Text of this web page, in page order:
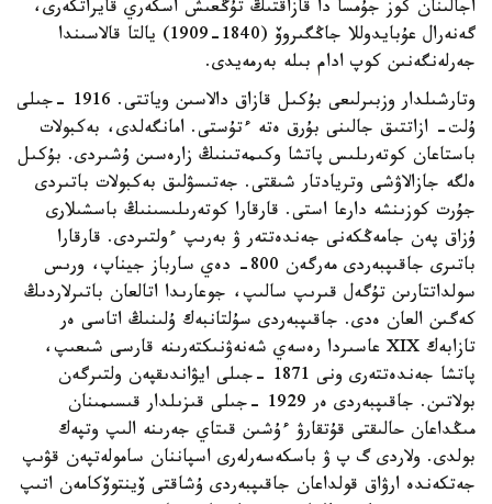
اجالىنان كوز جۇمسا دا قازاقتىڭ تۇڭعىش اسكەري قايراتكەرى،
گەنەرال عۇبايدوللا جاڭگىروۆ (1840-1909) يالتا قالاسىندا
جەرلەنگەنىن كوپ ادام بىلە بەرمەيدى.
وتارشىلدار وزبىرلىعى بۇكىل قازاق دالاسىن وياتتى. 1916 -جىلى
ۇلت- ازاتتىق جالىنى بۇرق ەتە ءتۇستى. امانگەلدى، بەكبولات
باستاعان كوتەرىلىس پاتشا وكىمەتىنىڭ زارەسىن ۇشىردى. بۇكىل
ەلگە جازالاۋشى وتريادتار شىقتى. جەتىسۋلىق بەكبولات باتىردى
جۇرت كوزىنشە دارعا استى. قارقارا كوتەرىلىسىنىڭ باسشىلارى
ۇزاق پەن جامەڭكەنى جەندەتتەر ۋ بەرىپ ءولتىردى. قارقارا
باتىرى جاقىپبەردى مەرگەن 800- دەي سارباز جيناپ، ورىس
سولداتتارىن تۇگەل قىرىپ سالىپ، جوعارىدا اتالعان باتىرلاردىڭ
كەگىن العان ەدى. جاقىپبەردى سۇلتانبەك ۇلىنىڭ اتاسى ەر
تازابەك XIX عاسىردا رەسەي شەنەۋنىكتەرىنە قارسى شىعىپ،
پاتشا جەندەتتەرى ونى 1871 -جىلى ايۋاندىقپەن ولتىرگەن
بولاتىن. جاقىپبەردى ەر 1929 -جىلى قىزىلدار قىسىمىنان
مىڭداعان حالىقتى قۇتقارۋ ءۇشىن قىتاي جەرىنە الىپ وتپەك
بولدى. ولاردى گ پ ۋ باسكەسەرلەرى اسپاننان سامولەتپەن قۋىپ
جەتكەندە ارۋاق قولداعان جاقىپبەردى ۇشاقتى ۆينتوۆكامەن اتىپ